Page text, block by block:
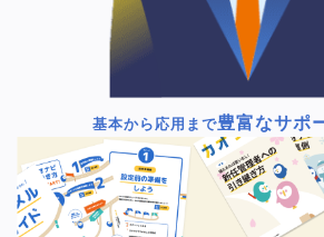
基本から応用まで豊富なサポ